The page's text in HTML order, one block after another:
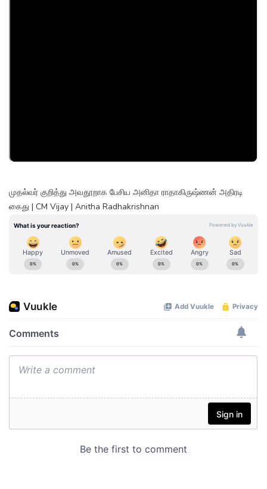
முதல்வர் குறித்து அவதூறாக பேசிய அனிதா ராதாகிருஷ்ணன் அதிரடி
கைது | CM Vijay | Anitha Radhakrishnan